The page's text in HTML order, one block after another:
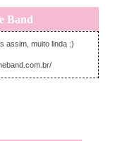
Band
quinta-feira, julho 23, 2020
assim, muito linda :)